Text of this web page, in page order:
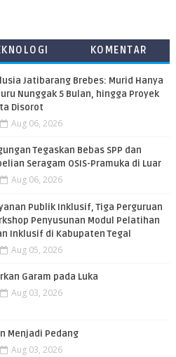
KOMENTAR
Jatibarang Brebes: Murid Hanya
Nunggak 5 Bulan, hingga Proyek
Disorot
Aug 06, 2026
Tegaskan Bebas SPP dan
Seragam OSIS-Pramuka di Luar
Aug 06, 2026
Publik Inklusif, Tiga Perguruan
Penyusunan Modul Pelatihan
Inklusif di Kabupaten Tegal
Aug 05, 2026
Garam pada Luka
Aug 03, 2026
Menjadi Pedang
Aug 03, 2026